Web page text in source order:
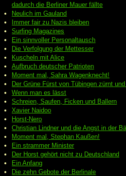
dadurch die Berliner Mauer fällte
Neulich im Gauland
Immer fair zu Nazis bleiben
Surfing Magazines
Ein sinnvoller Personaltausch
Die Verfolgung der Mettesser
Kuscheln mit Alice
Aufbruch deutscher Patrioten
Moment mal, Sahra Wagenknecht!
Der Grüne Fürst von Tübingen zürnt
Wenn man es lässt
Schreien, Saufen, Ficken und Ballern
Xavier Naidoo
Horst-Nero
Christian Lindner und die Angst in der
Moment mal, Stephan Kaußen!
Ein strammer Minister
Der Horst gehört nicht zu Deutschland
Ein Anfang
Die zehn Gebote der Berlinale